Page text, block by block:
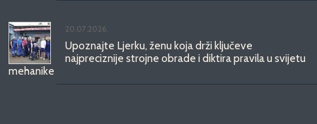
20.07.2026.
Upoznajte Ljerku, ženu koja drži ključeve
najpreciznije strojne obrade i diktira pravila u svijetu
mehanike